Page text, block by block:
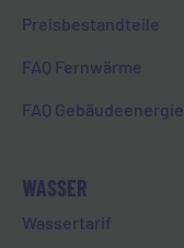
Preisbestandteile
FAQ Fernwärme
FAQ
WASSER
Wassertarif
Ich ziehe
Kund:in bei
Wann muss